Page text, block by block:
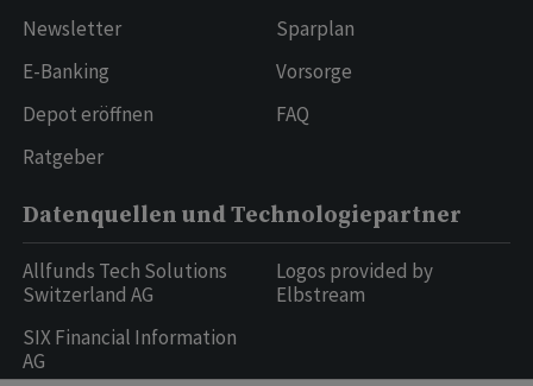
Newsletter
E-Banking
Depot eröffnen
Ratgeber
Sparplan
Vorsorge
FAQ
Datenquellen und Technologiepartner
Allfunds Tech Solutions
Switzerland AG
SIX Financial Information
AG
Logos provided by
Elbstream